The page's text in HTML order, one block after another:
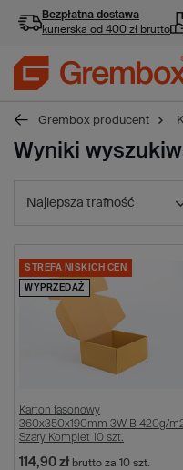
Bezpłatna dostawa
kurierska od 400 zł brutto
Grembox producent
Wyniki
Najlepsza trafność
STREFA NISKICH CEN
WYPRZEDAŻ
Karton fasonowy
360x350x190mm 3W B 420g/
Szary Komplet 10 szt.
114,90 zł brutto za 10 szt.